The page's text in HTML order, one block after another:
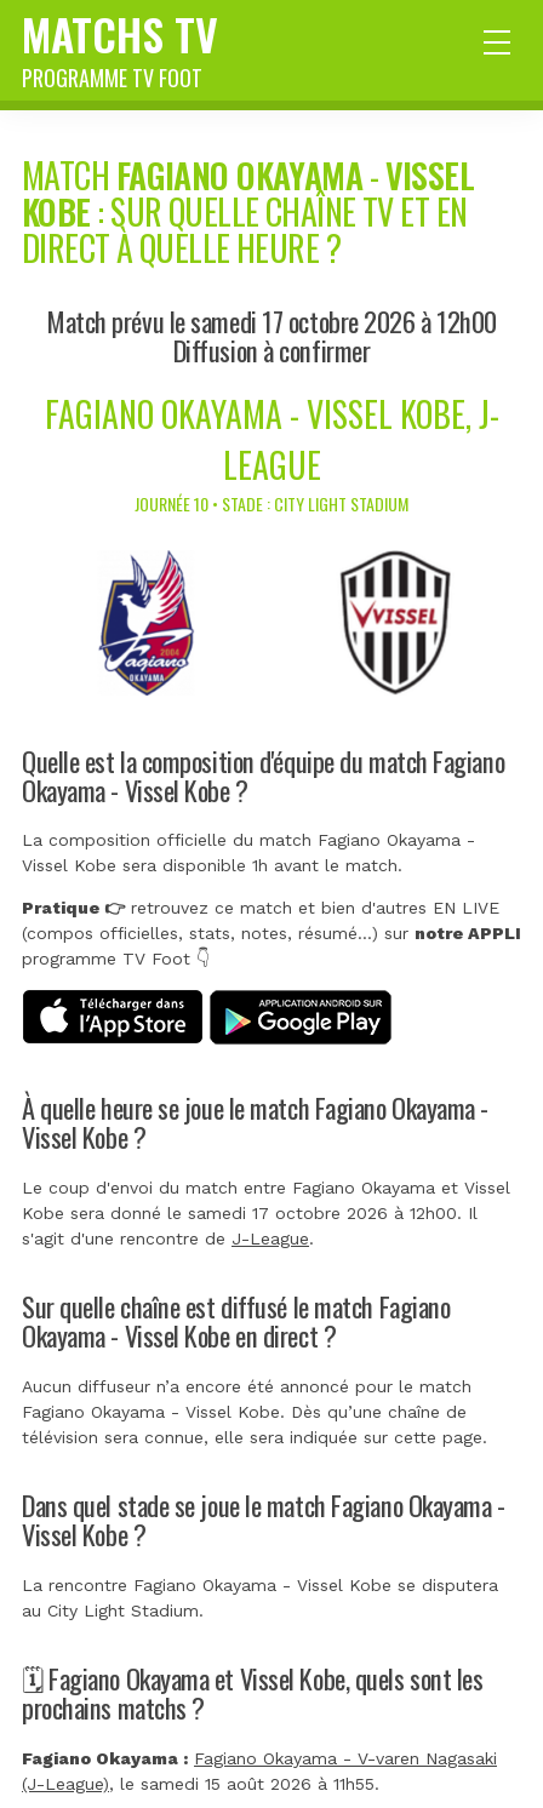
MATCHS TV
PROGRAMME TV FOOT
MATCH FAGIANO OKAYAMA-VISSEL
KOBE: SUR QUELLE CHAÎNE TV ET EN
DIRECT À QUELLE HEURE ?
Match prévu le samedi 17 octobre 2026 à 12h00
Diffusion à confirmer
FAGIANO OKAYAMA - VISSEL KOBE, J-
LEAGUE
JOURNÉE 10 • STADE : CITY LIGHT STADIUM
Quelle est la composition d'équipe du match Fagiano
Okayama - Vissel Kobe ?
La composition officielle du match Fagiano Okayama -
Vissel Kobe sera disponible 1h avant le match.
Pratique 👉retrouvez ce match et bien d'autres EN LIVE
(compos officielles, stats, notes, résumé...) sur notre APPLI
programme TV Foot 👇
À quelle heure se joue le match Fagiano Okayama -
Vissel Kobe ?
Le coup d'envoi du match entre Fagiano Okayama et Vissel
Kobe sera donné le samedi 17 octobre 2026 à 12h00. Il
s'agit d'une rencontre de J-League.
Sur quelle chaîne est diffusé le match Fagiano
Okayama - Vissel Kobe en direct ?
Aucun diffuseur n’a encore été annoncé pour le match
Fagiano Okayama - Vissel Kobe. Dès qu’une chaîne de
télévision sera connue, elle sera indiquée sur cette page.
Dans quel stade se joue le match Fagiano Okayama -
Vissel Kobe ?
La rencontre Fagiano Okayama - Vissel Kobe se disputera
au City Light Stadium.
🗓️ Fagiano Okayama et Vissel Kobe, quels sont les
prochains matchs ?
Fagiano Okayama : Fagiano Okayama - V-varen Nagasaki
(J-League), le samedi 15 août 2026 à 11h55.